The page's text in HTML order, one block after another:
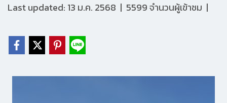
Last updated: 13 ม.ค. 2568 | 5599 จำนวนผู้เข้าชม |